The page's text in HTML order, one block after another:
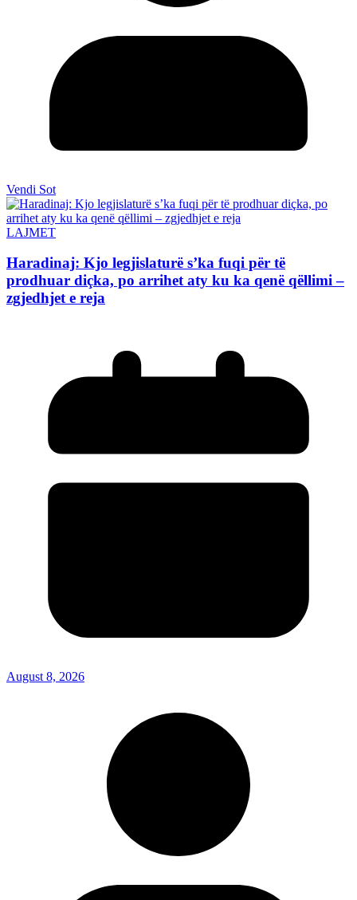
Vendi Sot
LAJMET
Haradinaj: Kjo legjislaturë s’ka fuqi për të
prodhuar diçka, po arrihet aty ku ka qenë qëllimi –
zgjedhjet e reja
August 8, 2026